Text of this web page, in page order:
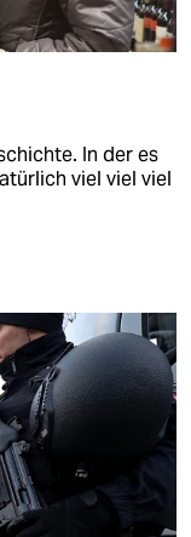
In der es
viel viel viel